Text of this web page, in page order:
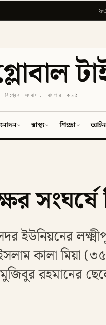
বিশ্বের সংবাদ, বাংলার কণ্ঠ
স্বাস্থ্য শিক্ষা
ইউনিয়নের
কালা মিয়া
রহমানের